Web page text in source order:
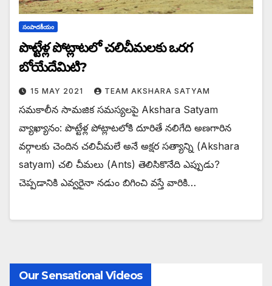
సంపాదకీయం
పొట్టేళ్ల పోట్లాటలో చలిచీమలకు ఒరగ
బోయేదేమిటి?
15 MAY 2021 TEAM AKSHARA SATYAM
సమకాలీన సామజిక సమస్యలపై Akshara Satyam
వ్యాఖ్యానం: పొట్టేళ్ల పోట్లాటలోకి దూరితే నలిగేది అణగారిన
వర్గాలకు చెందిన చలిచీమలే అనే అక్షర సత్యాన్ని (Akshara
satyam) చలి చీమలు (Ants) తెలిసికొనేది ఎప్పుడు?
చెప్పడానికి ఎవ్వరైనా నడుం బిగించి వస్తే వారికి…
Our Sensational Videos